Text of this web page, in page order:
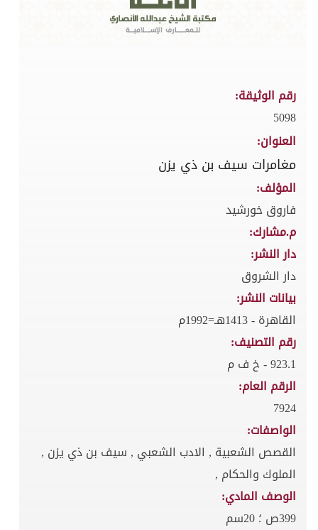
رقم الوثيقة:
5098
العنوان:
مغامرات سيف بن ذي يزن
المؤلف:
فاروق خورشيد
م.مشارك:
دار النشر:
دار الشروق
بيانات النشر:
القاهرة - 1413هـ=1992م
رقم التصنيف:
923.1 - خ ف م
الرقم العام:
7924
الواصفات:
القصص الشعبية , الادب الشعبي , سيف بن ذي يزن ,
الملوك والحكام ,
الوصف المادي:
399ص ؛ 20سم